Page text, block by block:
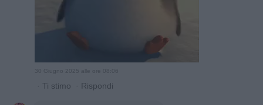
30 Giugno 2025 alle ore 08:06
· Ti stimo · Rispondi